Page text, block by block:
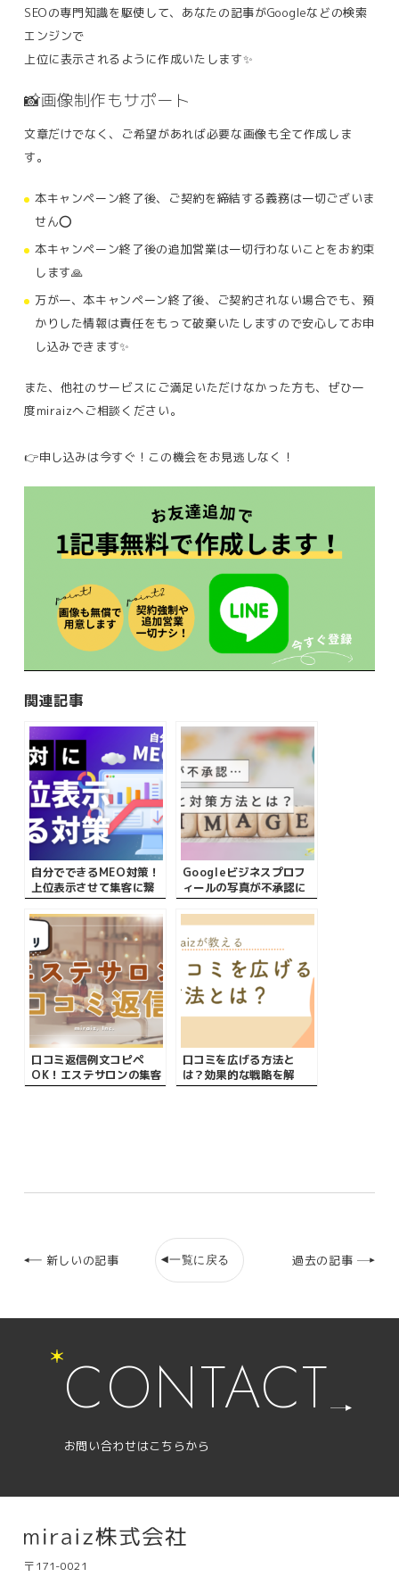
SEOの専門知識を駆使して、あなたの記事がGoogleなどの検索
エンジンで
上位に表示されるように作成いたします✨
📸画像制作もサポート
文章だけでなく、ご希望があれば必要な画像も全て作成しま
す。
本キャンペーン終了後、ご契約を締結する義務は一切ございま
せん⭕️
本キャンペーン終了後の追加営業は一切行わないことをお約束
します🙏
万が一、本キャンペーン終了後、ご契約されない場合でも、預
かりした情報は責任をもって破棄いたしますので安心してお申
し込みできます✨
また、他社のサービスにご満足いただけなかった方も、ぜひ一
度miraizへご相談ください。
👉申し込みは今すぐ！この機会をお見逃しなく！
関連記事
自分でできるMEO対策！
上位表示させて集客に繋
げる具体的な方法やメリ
ットとは？
Googleビジネスプロフ
ィールの写真が不承認に
なる原因と対策について
口コミ返信例文コピペ
OK！エステサロンの集客
方法
口コミを広げる方法と
は？効果的な戦略を解
説！
新しいの記事 一覧に戻る 過去の記事
CONTACT
お問い合わせはこちらから
〒171-0021